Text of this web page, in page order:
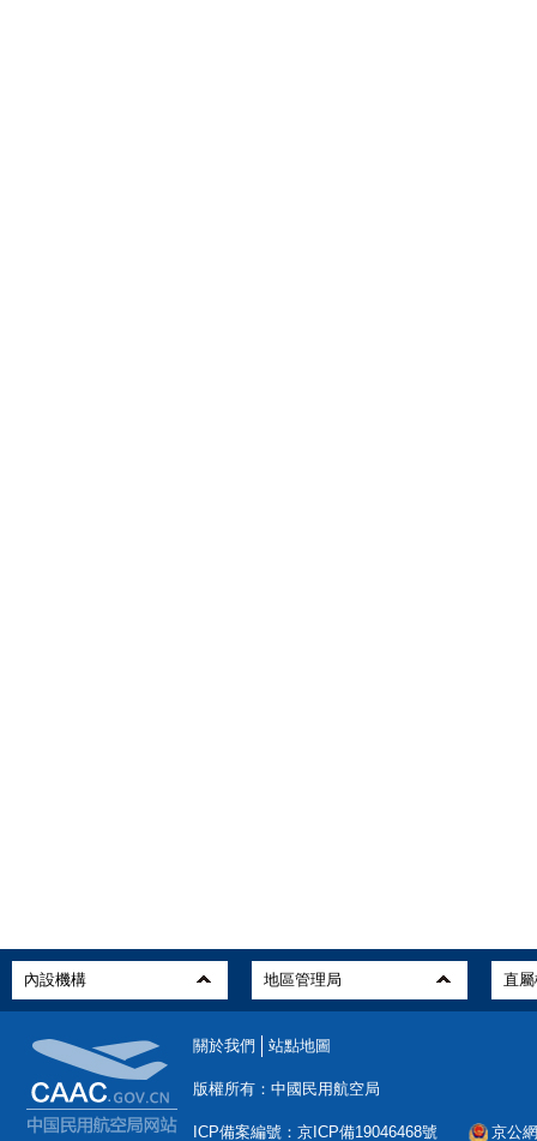
關於我們 站點地圖
版權所有：中國民用航空局
ICP備案編號：京ICP備19046468號 京公